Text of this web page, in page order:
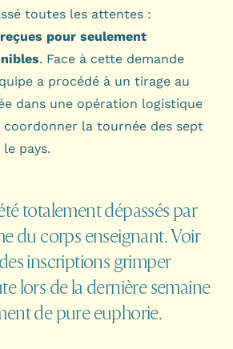
toutes les attentes :
pour seulement
. Face à cette demande
a procédé à un tirage au
dans une opération logistique
coordonner la tournée des sept
pays.
totalementdépassés par
du corps enseignant.Voir
desinscriptions grimper
lors dela dernièresemaine
depureeuphorie.